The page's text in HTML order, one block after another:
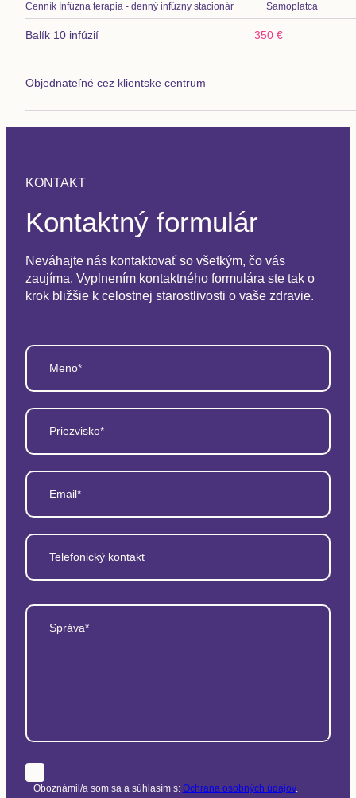
Cenník Infúzna terapia - denný infúzny stacionár Samoplatca
Balík 10 infúzií
Objednateľné cez klientske centrum
350 €
KONTAKT
Kontaktný formulár
Neváhajte nás kontaktovať so všetkým, čo vás
zaujíma. Vyplnením kontaktného formulára ste tak o
krok bližšie k celostnej starostlivosti o vaše zdravie.
Meno*
Priezvisko*
Email*
Telefonický kontakt
Správa*
Oboznámil/a som sa a súhlasím s: Ochrana osobných údajov.